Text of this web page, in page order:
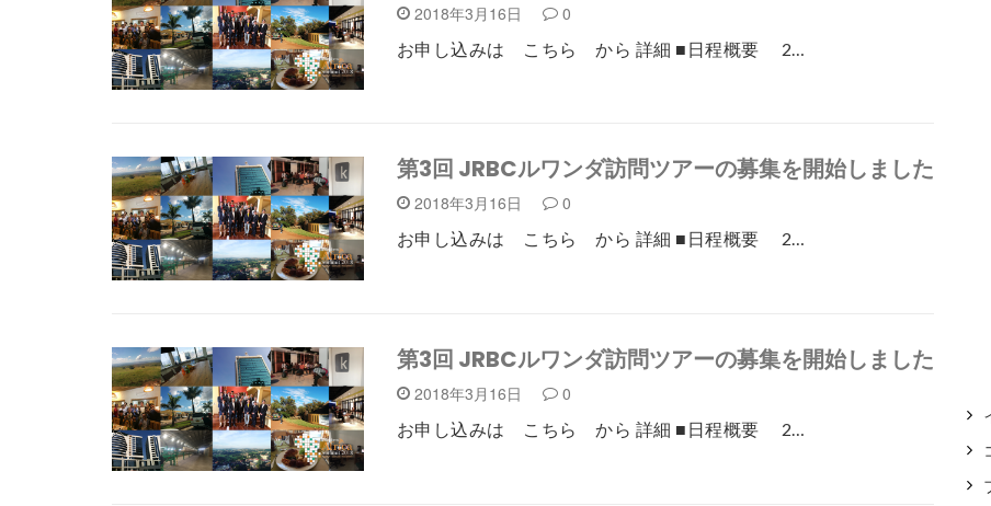
2018年3月16日 0
お申し込みは こちら から 詳細 ■日程概要 2…
第3回 JRBCルワンダ訪問ツアーの募集を開始しました
2018年3月16日 0
お申し込みは こちら から 詳細 ■日程概要 2…
第3回 JRBCルワンダ訪問ツアーの募集を開始しました
2018年3月16日 0
お申し込みは こちら から 詳細 ■日程概要 2…